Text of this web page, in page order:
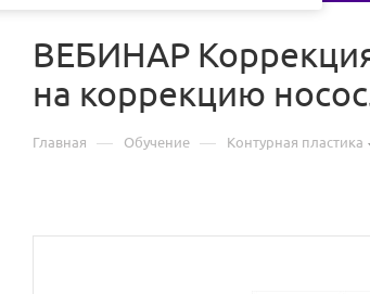
ВЕБИНАР
на коррекцию
Главная — Обучение — Контурная пластика